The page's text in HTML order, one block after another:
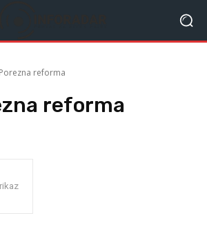
Porezna reforma
reforma